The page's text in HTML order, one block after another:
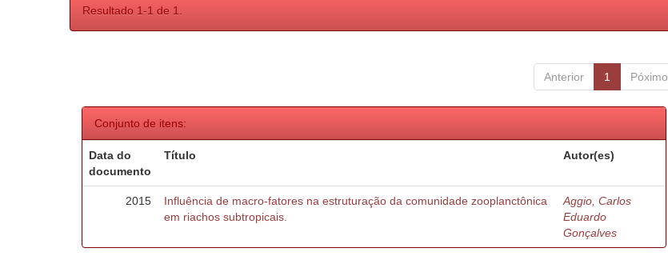
Resultado 1-1 de 1.
Anterior 1 Póximo
Conjunto de itens:
Data do
documento
Título Autor(es)
2015
Influência de macro-fatores na estruturação da comunidade zooplanctônica
em riachos subtropicais.
Aggio, Carlos
Eduardo
Gonçalves